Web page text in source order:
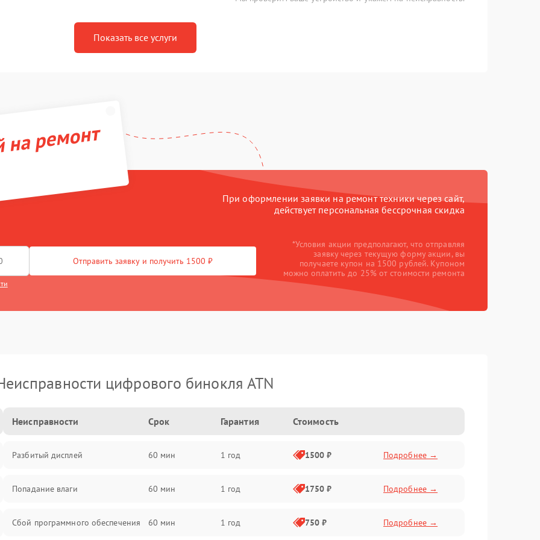
Показать все услуги
ремонт
При оформлении заявки на ремонт техники через сайт,
действует персональная бессрочная скидка
Отправить заявку и получить 1500 ₽
*Условия акции предполагают, что отправляя
заявку через текущую форму акции, вы
получаете купон на 1500 рублей. Купоном
можно оплатить до 25% от стоимости ремонта
цифрового бинокля ATN
Неисправности Срок Гарантия Стоимость
Разбитый дисплей 60 мин 1 год 1500 ₽ Подробнее →
Попадание влаги 60 мин 1 год 1750 ₽ Подробнее →
Сбой программного обеспечения 60 мин 1 год 750 ₽ Подробнее →